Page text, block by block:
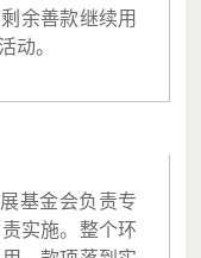
余善款继续用
动。
基金会负责专
实施。整个环